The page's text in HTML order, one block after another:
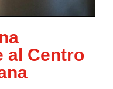
al Centro